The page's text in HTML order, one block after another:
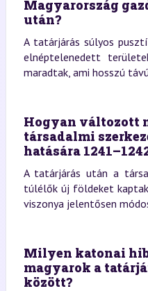
Magyarország
után?
A tatárjárás súlyos
elnéptelenedett
maradtak, ami hosszú
Hogyan változott
társadalmi
hatására
A tatárjárás után a
túlélők új földeket
viszonya jelentősen
Milyen katonai
magyarok a
között?